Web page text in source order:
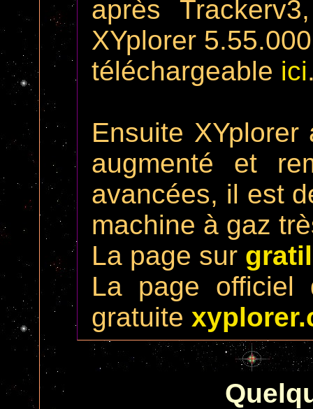
après
XYplorer
téléchargeable ici
Ensuite
augmenté et
avancées, il est
machine à gaz
La page sur
La page officiel
gratuite